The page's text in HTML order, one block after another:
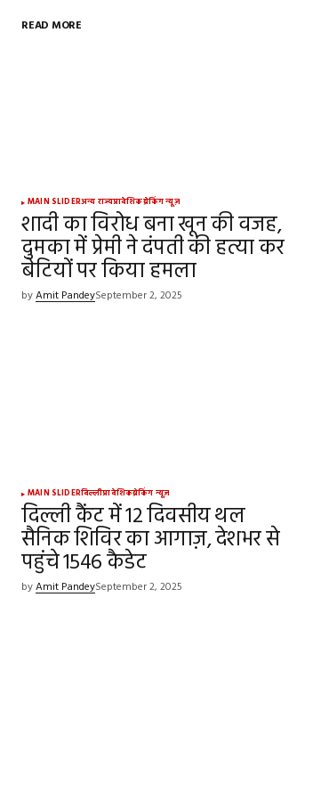
READ MORE
MAIN SLIDERअन्य राज्यप्रादेशिकब्रेकिंग न्यूज़
शादी का विरोध बना खून की वजह,
दुमका में प्रेमी ने दंपती की हत्या कर
बेटियों पर किया हमला
byAmit PandeySeptember 2, 2025
MAIN SLIDERदिल्लीप्रादेशिकब्रेकिंग न्यूज़
दिल्ली कैंट में 12 दिवसीय थल
सैनिक शिविर का आगाज़, देशभर से
पहुंचे 1546 कैडेट
byAmit PandeySeptember 2, 2025